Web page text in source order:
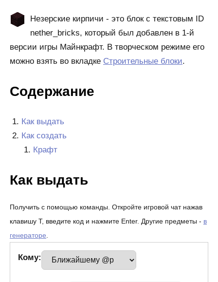
Незерские кирпичи - это блок с текстовым ID
nether_bricks, который был добавлен в 1-й
версии игры Майнкрафт. В творческом режиме его
можно взять во вкладке Строительные блоки.
Содержание
Как выдать
Как создать
Крафт
Как выдать
Получить с помощью команды. Откройте игровой чат нажав
клавишу T, введите код и нажмите Enter. Другие предметы - в
генераторе.
Кому: